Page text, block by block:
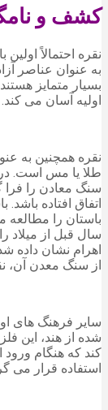
کشف و
نقره احتمالاً
به عنوان عناصر
بسیار متمایز
اولیه آسان می کند.
نقره همچنین به
طلا یا مس است. در
سنگ معادن را فرا
اتفاق افتاده
سال قبل از میلاد
اهرام نشان داده
از سنگ معدن آن،
سایر فرهنگ های
کند که هنگام ورود
استفاده قرار می